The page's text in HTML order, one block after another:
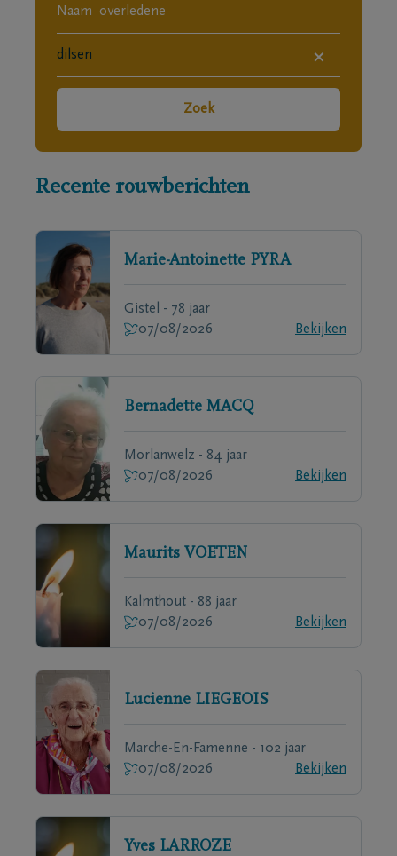
×
Zoek
Recente rouwberichten
Marie-Antoinette PYRA
Gistel - 78 jaar
07/08/2026
Bekijken
Bernadette MACQ
Morlanwelz - 84 jaar
07/08/2026
Bekijken
Maurits VOETEN
Kalmthout - 88 jaar
07/08/2026
Bekijken
Lucienne LIEGEOIS
Marche-En-Famenne - 102 jaar
07/08/2026
Bekijken
Yves LARROZE